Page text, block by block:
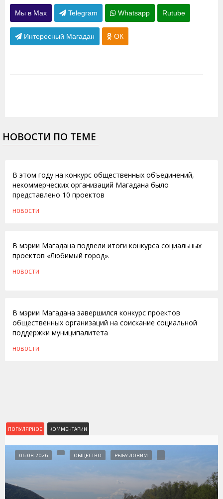
Мы в Max Telegram Whatsapp Rutube
Интересный Магадан ОК
НОВОСТИ ПО ТЕМЕ
В этом году на конкурс общественных объединений,
некоммерческих организаций Магадана было
представлено 10 проектов
НОВОСТИ
В мэрии Магадана подвели итоги конкурса социальных
проектов «Любимый город».
НОВОСТИ
В мэрии Магадана завершился конкурс проектов
общественных организаций на соискание социальной
поддержки муниципалитета
НОВОСТИ
ПОПУЛЯРНОЕ КОММЕНТАРИИ
06.08.2026 ОБЩЕСТВО РЫБУ ЛОВИМ